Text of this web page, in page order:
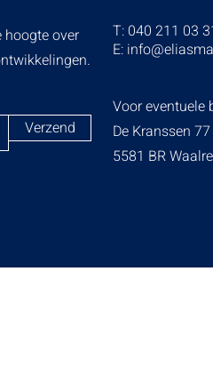
over
Verzend
T: 040 211 03
E:
Voor eventuele
De Kranssen 77
5581 BR Waalre